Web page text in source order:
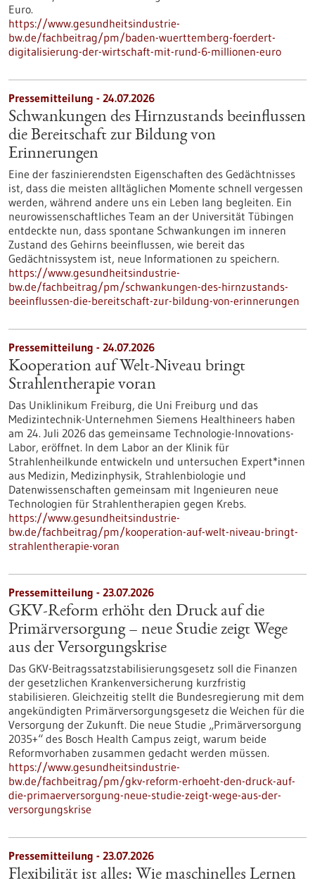
Euro.
https://www.gesundheitsindustrie-
bw.de/fachbeitrag/pm/baden-wuerttemberg-foerdert-
digitalisierung-der-wirtschaft-mit-rund-6-millionen-euro
Pressemitteilung - 24.07.2026
Schwankungen des Hirnzustands beeinflussen
die Bereitschaft zur Bildung von
Erinnerungen
Eine der faszinierendsten Eigenschaften des Gedächtnisses
ist, dass die meisten alltäglichen Momente schnell vergessen
werden, während andere uns ein Leben lang begleiten. Ein
neurowissenschaftliches Team an der Universität Tübingen
entdeckte nun, dass spontane Schwankungen im inneren
Zustand des Gehirns beeinflussen, wie bereit das
Gedächtnissystem ist, neue Informationen zu speichern.
https://www.gesundheitsindustrie-
bw.de/fachbeitrag/pm/schwankungen-des-hirnzustands-
beeinflussen-die-bereitschaft-zur-bildung-von-erinnerungen
Pressemitteilung - 24.07.2026
Kooperation auf Welt-Niveau bringt
Strahlentherapie voran
Das Uniklinikum Freiburg, die Uni Freiburg und das
Medizintechnik-Unternehmen Siemens Healthineers haben
am 24. Juli 2026 das gemeinsame Technologie-Innovations-
Labor, eröffnet. In dem Labor an der Klinik für
Strahlenheilkunde entwickeln und untersuchen Expert*innen
aus Medizin, Medizinphysik, Strahlenbiologie und
Datenwissenschaften gemeinsam mit Ingenieuren neue
Technologien für Strahlentherapien gegen Krebs.
https://www.gesundheitsindustrie-
bw.de/fachbeitrag/pm/kooperation-auf-welt-niveau-bringt-
strahlentherapie-voran
Pressemitteilung - 23.07.2026
GKV-Reform erhöht den Druck auf die
Primärversorgung – neue Studie zeigt Wege
aus der Versorgungskrise
Das GKV-Beitragssatzstabilisierungsgesetz soll die Finanzen
der gesetzlichen Krankenversicherung kurzfristig
stabilisieren. Gleichzeitig stellt die Bundesregierung mit dem
angekündigten Primärversorgungsgesetz die Weichen für die
Versorgung der Zukunft. Die neue Studie „Primärversorgung
2035+“ des Bosch Health Campus zeigt, warum beide
Reformvorhaben zusammen gedacht werden müssen.
https://www.gesundheitsindustrie-
bw.de/fachbeitrag/pm/gkv-reform-erhoeht-den-druck-auf-
die-primaerversorgung-neue-studie-zeigt-wege-aus-der-
versorgungskrise
Pressemitteilung - 23.07.2026
Flexibilität ist alles: Wie maschinelles Lernen